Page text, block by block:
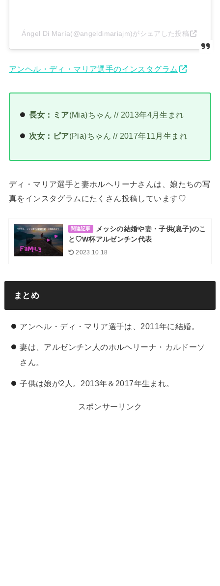
Ángel Di María(@angeldimariajm)がシェアした投稿
アンヘル・ディ・マリア選手のインスタグラム
長女：ミア(Mia)ちゃん // 2013年4月生まれ
次女：ピア(Pia)ちゃん // 2017年11月生まれ
ディ・マリア選手と妻ホルヘリーナさんは、娘たちの写
真をインスタグラムにたくさん投稿しています♡
関連記事
メッシの結婚や妻・子供(息子)のこ
と♡W杯アルゼンチン代表
2023.10.18
まとめ
アンヘル・ディ・マリア選手は、2011年に結婚。
妻は、アルゼンチン人のホルヘリーナ・カルドーソ
さん。
子供は娘が2人。2013年＆2017年生まれ。
スポンサーリンク